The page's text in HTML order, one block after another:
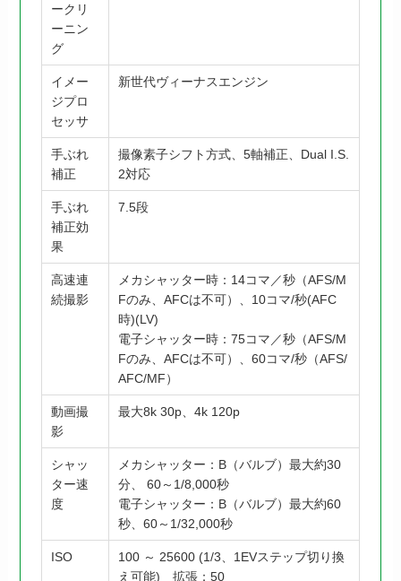
ークリ
ーニン
グ
イメー
ジプロ
セッサ
新世代ヴィーナスエンジン
手ぶれ
補正
撮像素子シフト方式、5軸補正、Dual I.S.
2対応
手ぶれ
補正効
果
7.5段
高速連
続撮影
メカシャッター時：14コマ／秒（AFS/M
Fのみ、AFCは不可）、10コマ/秒(AFC
時)(LV)
電子シャッター時：75コマ／秒（AFS/M
Fのみ、AFCは不可）、60コマ/秒（AFS/
AFC/MF）
動画撮
影
最大8k 30p、4k 120p
シャッ
ター速
度
メカシャッター：B（バルブ）最大約30
分、 60～1/8,000秒
電子シャッター：B（バルブ）最大約60
秒、60～1/32,000秒
ISO
100 ～ 25600 (1/3、1EVステップ切り換
え可能) 拡張：50